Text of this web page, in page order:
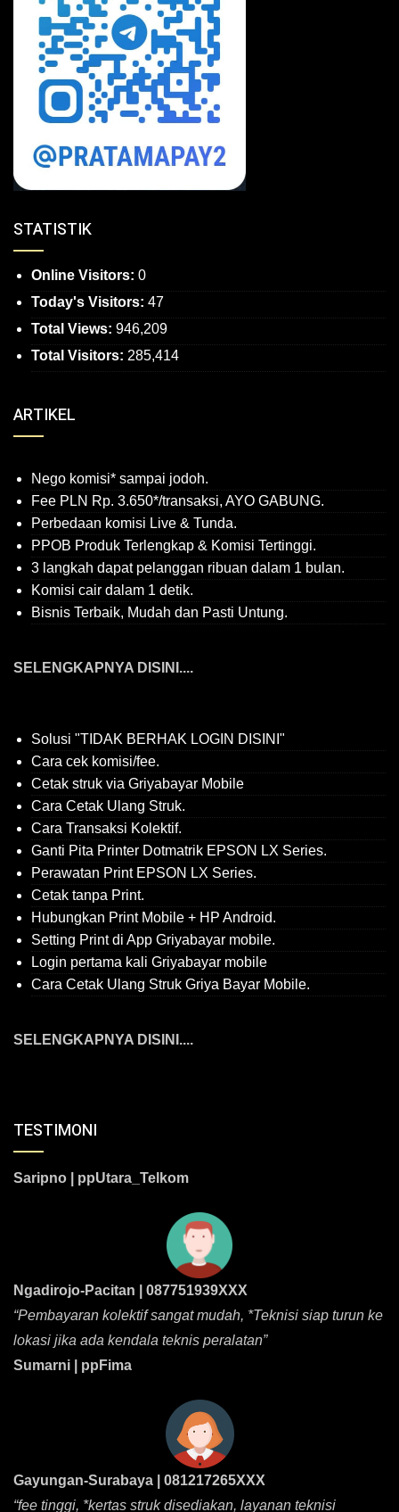
STATISTIK
Online Visitors: 0
Today's Visitors: 47
Total Views: 946,209
Total Visitors: 285,414
ARTIKEL
Nego komisi* sampai jodoh.
Fee PLN Rp. 3.650*/transaksi, AYO GABUNG.
Perbedaan komisi Live & Tunda.
PPOB Produk Terlengkap & Komisi Tertinggi.
3 langkah dapat pelanggan ribuan dalam 1 bulan.
Komisi cair dalam 1 detik.
Bisnis Terbaik, Mudah dan Pasti Untung.
SELENGKAPNYA DISINI....
Solusi "TIDAK BERHAK LOGIN DISINI"
Cara cek komisi/fee.
Cetak struk via Griyabayar Mobile
Cara Cetak Ulang Struk.
Cara Transaksi Kolektif.
Ganti Pita Printer Dotmatrik EPSON LX Series.
Perawatan Print EPSON LX Series.
Cetak tanpa Print.
Hubungkan Print Mobile + HP Android.
Setting Print di App Griyabayar mobile.
Login pertama kali Griyabayar mobile
Cara Cetak Ulang Struk Griya Bayar Mobile.
SELENGKAPNYA DISINI....
TESTIMONI
Saripno | ppUtara_Telkom
Ngadirojo-Pacitan | 087751939XXX
“Pembayaran kolektif sangat mudah, *Teknisi siap turun ke
lokasi jika ada kendala teknis peralatan”
Sumarni | ppFima
Gayungan-Surabaya | 081217265XXX
“fee tinggi, *kertas struk disediakan, layanan teknisi